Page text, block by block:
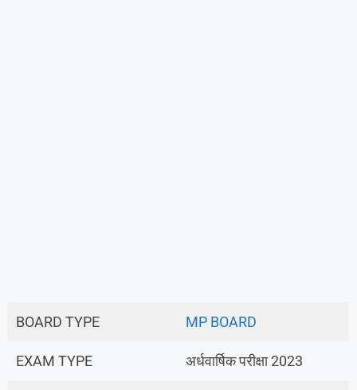
BOARD TYPE MP BOARD
EXAM TYPE अर्धवार्षिक परीक्षा 2023